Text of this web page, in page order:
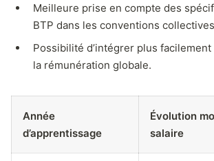
Meilleure prise en compte des
BTP dans les conventions
Possibilité d’intégrer plus
la rémunération globale.
Année
d’apprentissage
Évolution
salaire